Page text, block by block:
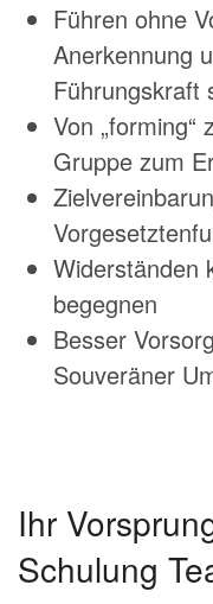
Führen ohne
Anerkennung
Führungskraft
Von „forming“
Gruppe zum
Widerständen
begegnen
Besser
Souveräner
Ihr
Schulung